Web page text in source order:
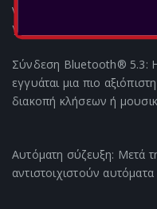
να προσαρμόσετε την
για να αποτρέψετε την
Σύνδεση Bluetooth® 5.3:
εγγυάται μια πιο
διακοπή κλήσεων ή
Αυτόματη σύζευξη: Μετά
αντιστοιχιστούν